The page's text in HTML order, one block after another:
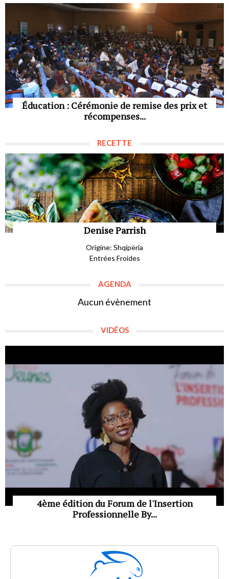
Éducation : Cérémonie de remise des prix et
récompenses...
RECETTE
Denise Parrish
Origine: Shqipëria
Entrées Froides
AGENDA
Aucun évènement
VIDÉOS
4ème édition du Forum de l'Insertion
Professionnelle By...